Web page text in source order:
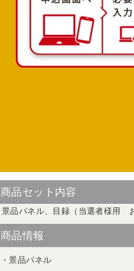
商品セット内容
景品パネル、目録（当選者様用
商品情報
・景品パネル